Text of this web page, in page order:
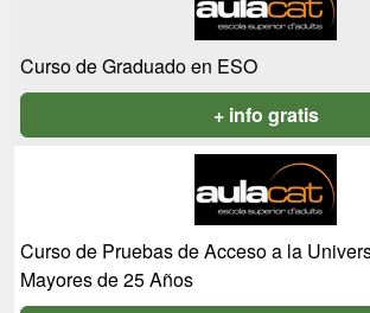
Curso de Graduado en ESO
+ info gratis
Curso de Pruebas de Acceso a la
Mayores de 25 Años